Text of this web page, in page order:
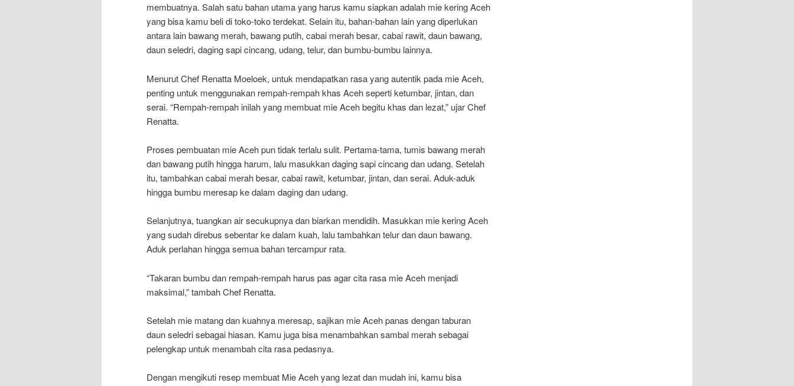
membuatnya. Salah satu bahan utama yang harus kamu siapkan adalah mie kering Aceh
yang bisa kamu beli di toko-toko terdekat. Selain itu, bahan-bahan lain yang diperlukan
antara lain bawang merah, bawang putih, cabai merah besar, cabai rawit, daun bawang,
daun seledri, daging sapi cincang, udang, telur, dan bumbu-bumbu lainnya.
Menurut Chef Renatta Moeloek, untuk mendapatkan rasa yang autentik pada mie Aceh,
penting untuk menggunakan rempah-rempah khas Aceh seperti ketumbar, jintan, dan
serai. “Rempah-rempah inilah yang membuat mie Aceh begitu khas dan lezat,” ujar Chef
Renatta.
Proses pembuatan mie Aceh pun tidak terlalu sulit. Pertama-tama, tumis bawang merah
dan bawang putih hingga harum, lalu masukkan daging sapi cincang dan udang. Setelah
itu, tambahkan cabai merah besar, cabai rawit, ketumbar, jintan, dan serai. Aduk-aduk
hingga bumbu meresap ke dalam daging dan udang.
Selanjutnya, tuangkan air secukupnya dan biarkan mendidih. Masukkan mie kering Aceh
yang sudah direbus sebentar ke dalam kuah, lalu tambahkan telur dan daun bawang.
Aduk perlahan hingga semua bahan tercampur rata.
“Takaran bumbu dan rempah-rempah harus pas agar cita rasa mie Aceh menjadi
maksimal,” tambah Chef Renatta.
Setelah mie matang dan kuahnya meresap, sajikan mie Aceh panas dengan taburan
daun seledri sebagai hiasan. Kamu juga bisa menambahkan sambal merah sebagai
pelengkap untuk menambah cita rasa pedasnya.
Dengan mengikuti resep membuat Mie Aceh yang lezat dan mudah ini, kamu bisa